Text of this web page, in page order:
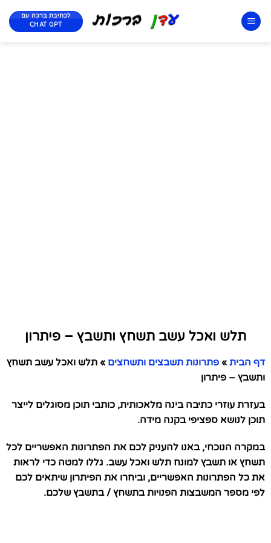
לכתיבת ברכה עם
CHAT GPT
תלש ואכל עשב תשחץ ותשבץ – פיתרון
דף הבית » פתרונות תשבצים ותשחצים » תלש ואכל עשב תשחץ
ותשבץ – פיתרון
בעזרת עוזרי כתיבה בינה מלאכותית, כותבי תוכן מסוגלים לייצר
תוכן לנושא ספציפי בקנה מידה.
במקרה הנוכחי, באנו להעניק לכם את הפתרונות האפשריים לכל
תשחץ או תשבץ למונח תלש ואכל עשב. גללו למטה כדי לראות
את כל הפתרונות האפשריים, וביחרו את הפיתרון שיתאים לכם
לפי מספר המשבצות הפנויות בתשחץ / בתשבץ שלכם.